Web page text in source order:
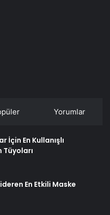
Yorumlar
İçin En Kullanışlı
Tüyoları
En Etkili Maske